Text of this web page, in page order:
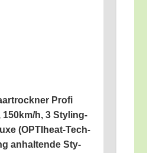
Pro­fi
150km/​h, 3 Sty­ling­
(OPTI­heat-Tech­
anhal­ten­de Sty­